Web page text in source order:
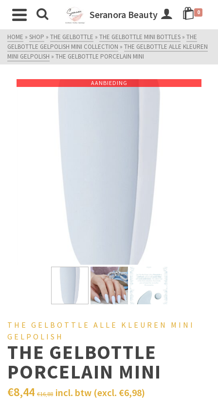
Seranora Beauty 0
HOME » SHOP » THE GELBOTTLE » THE GELBOTTLE MINI BOTTLES » THE
GELBOTTLE GELPOLISH MINI COLLECTION » THE GELBOTTLE ALLE KLEUREN
MINI GELPOLISH » THE GELBOTTLE PORCELAIN MINI
AANBIEDING
THE GELBOTTLE ALLE KLEUREN MINI
GELPOLISH
THE GELBOTTLE
PORCELAIN MINI
€16,88
€8,44 incl. btw (excl. €6,98)